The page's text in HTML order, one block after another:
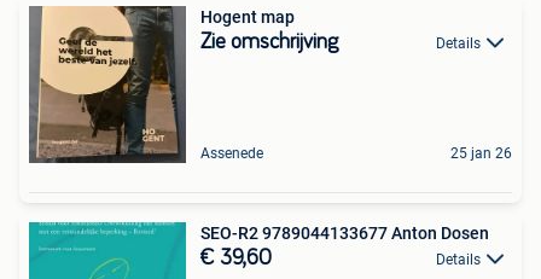
Hogent map
Zie omschrijving Details
Assenede 25 jan 26
SEO-R2 9789044133677 Anton Dosen
€ 39,60 Details